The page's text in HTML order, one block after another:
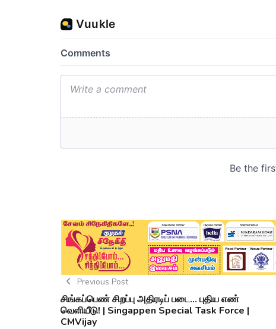
Previous Post
சிங்கப்பெண் சிறப்பு அதிரடிப் படை... புதிய எண்
வெளியீடு! | Singappen Special Task Force |
CMVijay